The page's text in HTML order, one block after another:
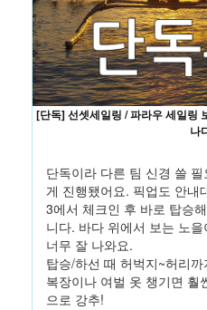
[단독] 선셋세일링 / 파라우 세일링
나
단독이라 다른 팀 신경 쓸
게 진행됐어요. 픽업도 안내
3에서 체크인 후 바로 탑승
니다. 바다 위에서 보는 노
너무 잘 나와요.
탑승/하선 때 허벅지~허리
복장이나 여벌 옷 챙기면 훨
으로 강추!